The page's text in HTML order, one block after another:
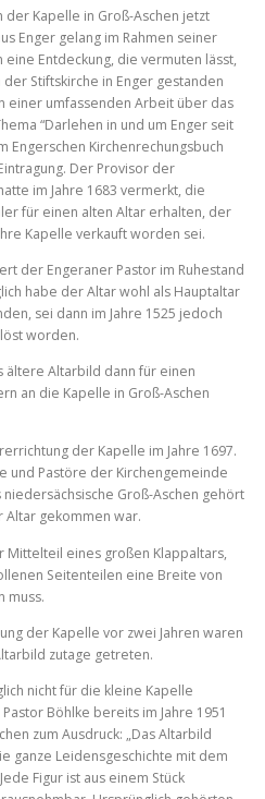
Kapelle in Groß-Aschen jetzt
Enger gelang im Rahmen seiner
eine Entdeckung, die vermuten lässt,
Stiftskirche in Enger gestanden
einer umfassenden Arbeit über das
“Darlehen in und um Enger seit
Engerschen Kirchenrechungsbuch
Der Provisor der
im Jahre 1683 vermerkt, die
für einen alten Altar erhalten, der
Kapelle verkauft worden sei.
der Engeraner Pastor im Ruhestand
habe der Altar wohl als Hauptaltar
sei dann im Jahre 1525 jedoch
worden.
ältere Altarbild dann für einen
an die Kapelle in Groß-Aschen
der Kapelle im Jahre 1697.
und Pastöre der Kirchengemeinde
niedersächsische Groß-Aschen gehört
gekommen war.
Mittelteil eines großen Klappaltars,
Seitenteilen eine Breite von
muss.
der Kapelle vor zwei Jahren waren
zutage getreten.
nicht für die kleine Kapelle
Böhlke bereits im Jahre 1951
zum Ausdruck: „Das Altarbild
ganze Leidensgeschichte mit dem
Figur ist aus einem Stück